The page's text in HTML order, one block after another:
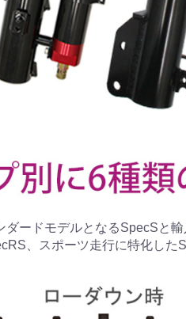
ダードモデルとなるSpecSと
、スポーツ走行に特化した